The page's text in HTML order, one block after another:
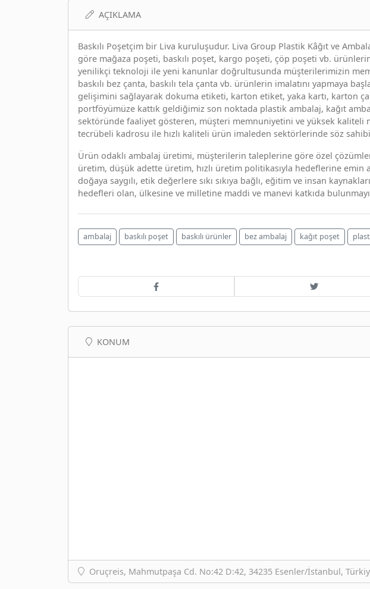
AÇIKLAMA
Baskılı Poşetçim bir Liva kuruluşudur. Liva Group Plastik Kâğıt ve
göre mağaza poşeti, baskılı poşet, kargo poşeti, çöp poşeti vb.
yenilikçi teknoloji ile yeni kanunlar doğrultusunda müşterilerimizin
baskılı bez çanta, baskılı tela çanta vb. ürünlerin imalatını yapmaya
gelişimini sağlayarak dokuma etiketi, karton etiket, yaka kartı, karton
portföyümüze kattık geldiğimiz son noktada plastik ambalaj, kağıt
sektöründe faaliyet gösteren, müşteri memnuniyetini ve yüksek kaliteli
tecrübeli kadrosu ile hızlı kaliteli ürün imaleden sektörlerinde söz
Ürün odaklı ambalaj üretimi, müşterilerin taleplerine göre özel
üretim, düşük adette üretim, hızlı üretim politikasıyla hedeflerine emin
doğaya saygılı, etik değerlere sıkı sıkıya bağlı, eğitim ve insan
hedefleri olan, ülkesine ve milletine maddi ve manevi katkıda
ambalaj baskılı poşet baskılı ürünler bez ambalaj kağıt poşet
KONUM
Oruçreis, Mahmutpaşa Cd. No:42 D:42, 34235 Esenler/İstanbul,